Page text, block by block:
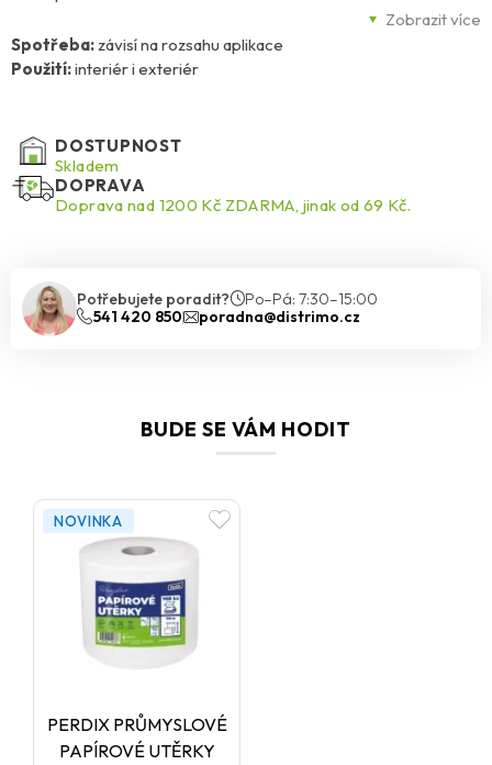
Zobrazit více
lepence je trvale pružný pás na bázi polypro- pylenové tkaniny s
alkalickou ochranou, opatřenou kaučukovým nástřikem. V
kombinaci s tekutou hydroizolací vytváří pružné těsnění rohů.
širokému rozpětí teplot, odolává solím, ředěným kyselinám a
zásadám.
Spotřeba:závisí na rozsahu aplikace
Použití:interiér i exteriér
DOSTUPNOST
Skladem
DOPRAVA
Doprava nad 1200 Kč ZDARMA, jinak od 69 Kč.
Potřebujete poradit?
Po–Pá: 7:30–15:00
541 420 850
poradna@distrimo.cz
BUDE SE VÁM HODIT
NOVINKA
PERDIX PRŮMYSLOVÉ
PAPÍROVÉ UTĚRKY